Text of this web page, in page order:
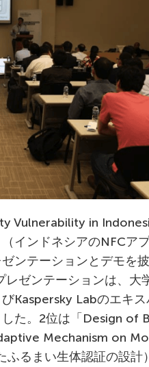
Vulnerability in
インドネシアのNFCア
ンテーションとデモを
ゼンテーションは、大
Kaspersky Labのエキス
た。2位は「Design of
Mechanism on
るまい生体認証の設計